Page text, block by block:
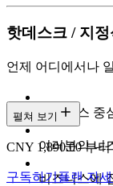
핫데스크 / 지정
언제 어디에서나
비즈니스 중
여러분의 니
비즈니스에
펼쳐 보기
CNY 1,890.00 부
구독하기플랜 자